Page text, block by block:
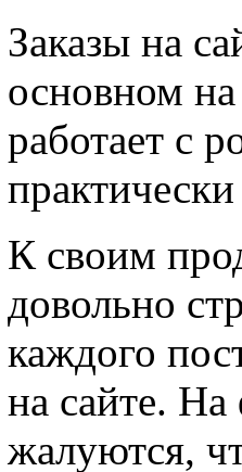
Заказы на
основном
работает с
К своим
довольно
каждого
на сайте.
жалуются,